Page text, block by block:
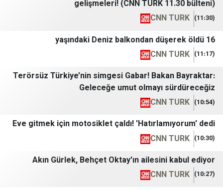
gelişmeleri! (CNN TÜRK
CNN
CNN
Terörsüz Türkiye’nin simgesi Gabar!
Geleceğe umut olmayı
CNN
Eve gitmek için motosiklet çaldı!
CNN
Akın Gürlek, Behçet Oktay'ın ailesini
CNN